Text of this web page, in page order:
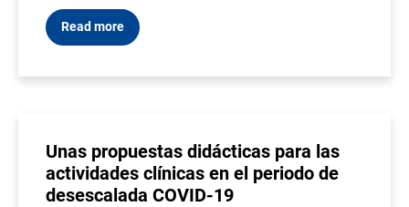
Read more
Unas propuestas didácticas para las
actividades clínicas en el periodo de
desescalada COVID-19